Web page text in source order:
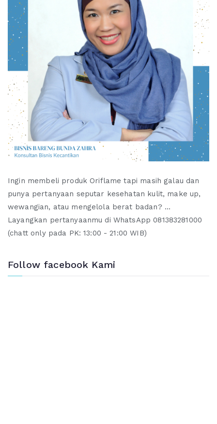
Ingin membeli produk Oriflame tapi masih galau dan
punya pertanyaan seputar kesehatan kulit, make up,
wewangian, atau mengelola berat badan? ...
Layangkan pertanyaanmu di WhatsApp 081383281000
(chatt only pada PK: 13:00 - 21:00 WIB)
Follow facebook Kami